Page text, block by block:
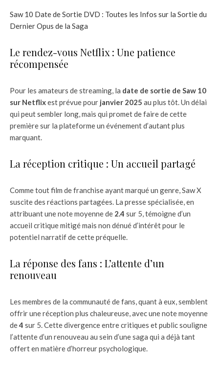
Saw 10 Date de Sortie DVD : Toutes les Infos sur la Sortie du
Dernier Opus de la Saga
Le rendez-vous Netflix : Une patience
récompensée
Pour les amateurs de streaming, la date de sortie de Saw 10
sur Netflixest prévue pour janvier 2025 au plus tôt. Un délai
qui peut sembler long, mais qui promet de faire de cette
première sur la plateforme un événement d’autant plus
marquant.
La réception critique : Un accueil partagé
Comme tout film de franchise ayant marqué un genre, Saw X
suscite des réactions partagées. La presse spécialisée, en
attribuant une note moyenne de 2.4 sur 5, témoigne d’un
accueil critique mitigé mais non dénué d’intérêt pour le
potentiel narratif de cette préquelle.
La réponse des fans : L’attente d’un
renouveau
Les membres de la communauté de fans, quant à eux, semblent
offrir une réception plus chaleureuse, avec une note moyenne
de4 sur 5. Cette divergence entre critiques et public souligne
l’attente d’un renouveau au sein d’une saga qui a déjà tant
offert en matière d’horreur psychologique.